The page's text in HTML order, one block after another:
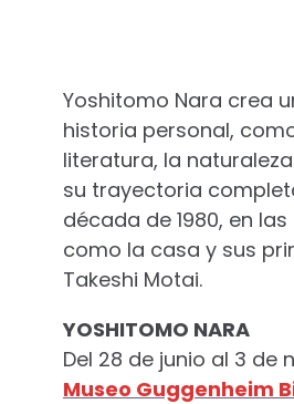
Yoshitomo Nara crea
historia personal,
literatura, la
su trayectoria
década de 1980, en
como la casa y sus
Takeshi Motai.
YOSHITOMO NARA
Del 28 de junio al 3 de
Museo Guggenheim